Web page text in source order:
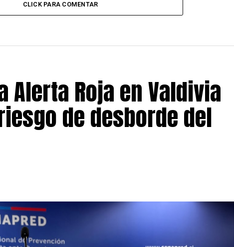
CLICK PARA COMENTAR
Alerta Roja en Valdivia
de desborde del